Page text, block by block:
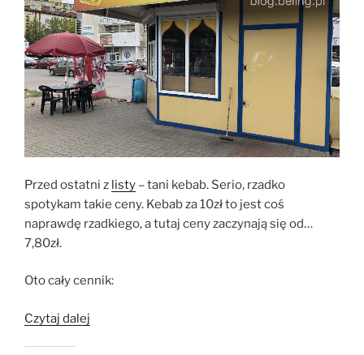
Przed ostatni z listy – tani kebab. Serio, rzadko
spotykam takie ceny. Kebab za 10zł to jest coś
naprawdę rzadkiego, a tutaj ceny zaczynają się od…
7,80zł.
Oto cały cennik:
Czytaj dalej